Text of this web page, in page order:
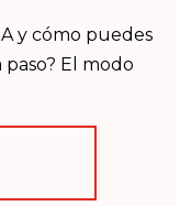
y cómo puedes
El modo